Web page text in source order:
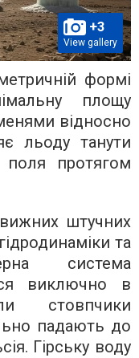
+3
View gallery
формі
площу
відносно
льоду танути
протягом
штучних
та
система
виключно в
стовпчики
падають до
Гірську воду